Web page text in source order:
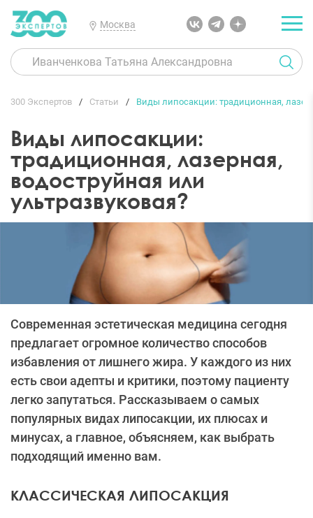
Москва
300 Экспертов Статьи Виды липосакции: традиционная,
Виды липосакции:
традиционная, лазерная,
водоструйная или
ультразвуковая?
Современная эстетическая медицина сегодня
предлагает огромное количество способов
избавления от лишнего жира. У каждого из них
есть свои адепты и критики, поэтому пациенту
легко запутаться. Рассказываем о самых
популярных видах липосакции, их плюсах и
минусах, а главное, объясняем, как выбрать
подходящий именно вам.
КЛАССИЧЕСКАЯ ЛИПОСАКЦИЯ